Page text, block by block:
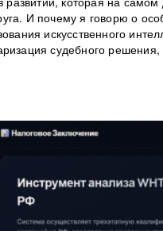
И почему я говорю о
искусственного
судебного